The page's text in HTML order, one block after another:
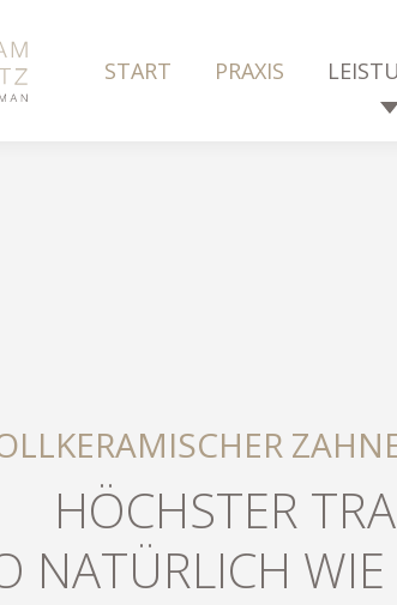
START PRAXIS
HÖCHSTER
NATÜRLICH